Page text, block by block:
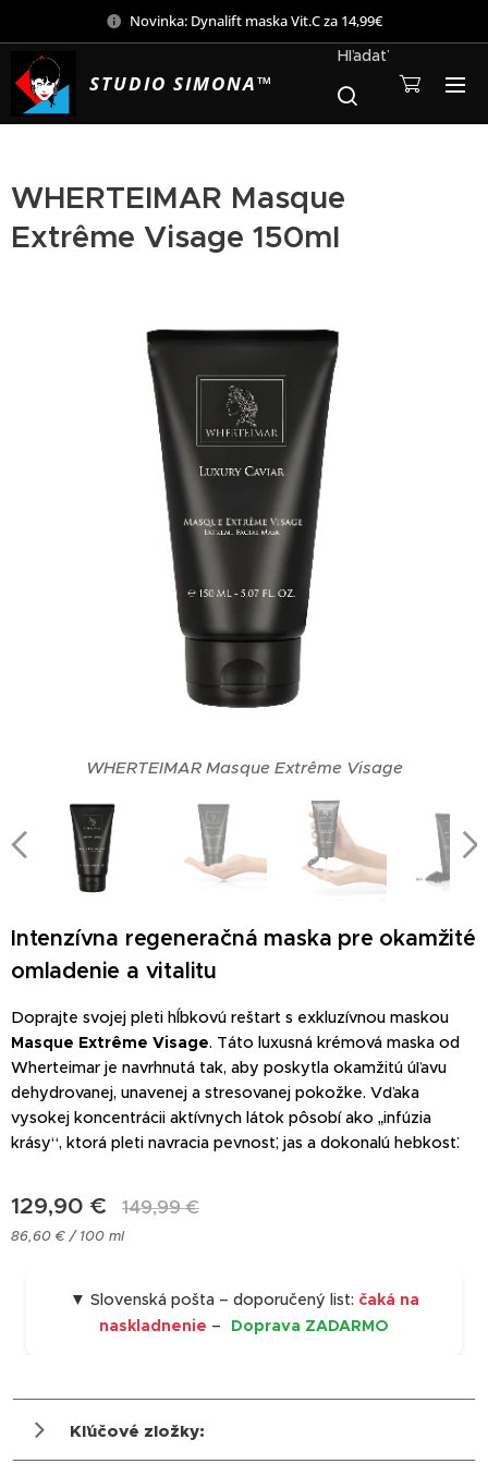
Novinka: Dynalift maska Vit.C za 14,99€
STUDIO SIMONA™
Hľadať
WHERTEIMAR Masque
Extrême Visage 150ml
WHERTEIMAR Masque Extrême Visage
WHERTEIMAR Masque Extrême Visage
WHERTEIMAR Masque Extrême Visage
WHERTEIMAR Masque Extrême Visage
Intenzívna regeneračná maska pre okamžité
omladenie a vitalitu
Doprajte svojej pleti hĺbkovú reštart s exkluzívnou maskou
Masque Extrême Visage. Táto luxusná krémová maska od
Wherteimar je navrhnutá tak, aby poskytla okamžitú úľavu
dehydrovanej, unavenej a stresovanej pokožke. Vďaka
vysokej koncentrácii aktívnych látok pôsobí ako „infúzia
krásy“, ktorá pleti navracia pevnosť, jas a dokonalú hebkosť.
129,90 € 149,99€
86,60 € / 100 ml
▼ Slovenská pošta – doporučený list: čaká na
naskladnenie – Doprava ZADARMO
Kľúčové zložky: